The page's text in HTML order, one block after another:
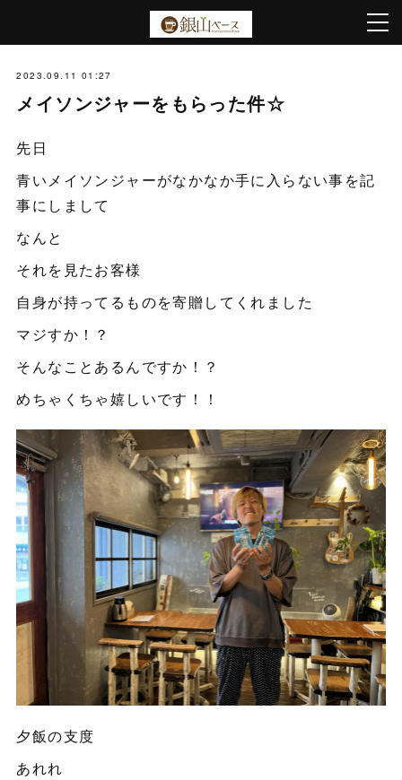
2023.09.11 01:27
メイソンジャーをもらった件☆
先日
青いメイソンジャーがなかなか手に入らない事を記
事にしまして
なんと
それを見たお客様
自身が持ってるものを寄贈してくれました
マジすか！？
そんなことあるんですか！？
めちゃくちゃ嬉しいです！！
夕飯の支度
あれれ